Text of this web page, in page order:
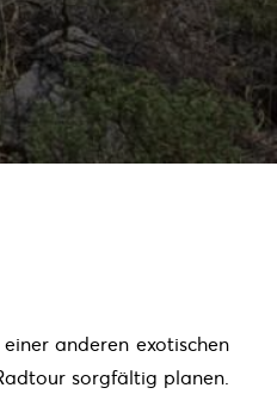
anderen exotischen
sorgfältig planen.